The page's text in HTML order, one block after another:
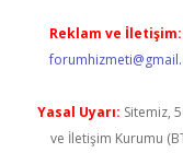
Reklam ve İletişim:
Yasal Uyarı: Sitemiz,
ve İletişim Kurumu